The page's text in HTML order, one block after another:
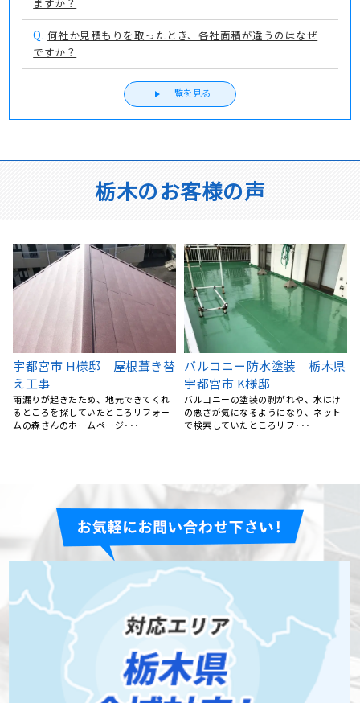
ますか？
Q. 何社か見積もりを取ったとき、各社面積が違うのはなぜ
ですか？
一覧を見る
栃木のお客様の声
宇都宮市 屋根塗装
飛び込み営業に屋根の汚れを指摘さ
れ、勧誘も受けたものの高額で不安を
感じたので、ネットで調べ、･･･
栃木県宇都宮市 屋根 カバ
ー工法 横暖ルーフｓ(グリ
ーン)
外壁などは、定期的に高圧洗浄できれ